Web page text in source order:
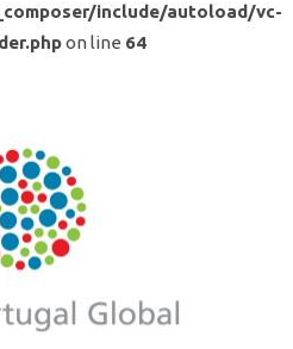
include/autoload/vc-
on line 64